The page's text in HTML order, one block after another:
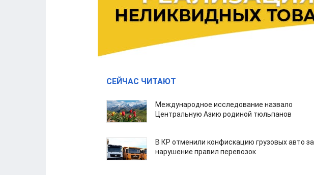
СЕЙЧАС ЧИТАЮТ
Международное исследование назвало
Центральную Азию родиной тюльпанов
В КР отменили конфискацию грузовых авто за
нарушение правил перевозок